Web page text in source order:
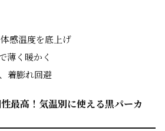
感温度を底上げ
薄く暖かく
着膨れ回避
最高！気温別に使える黒パーカ